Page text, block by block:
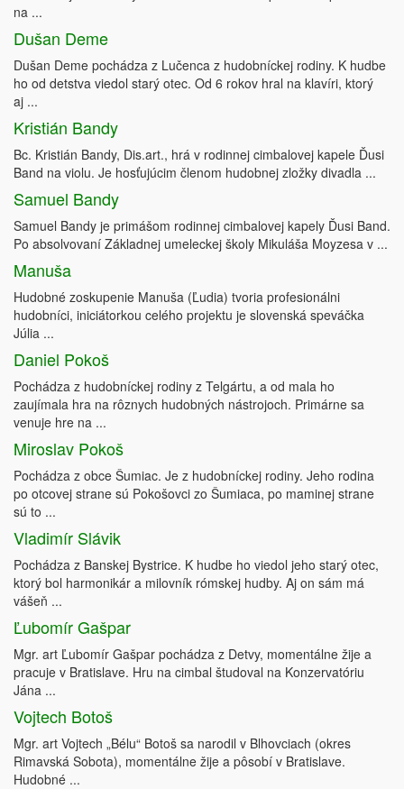
na ...
Dušan Deme
Dušan Deme pochádza z Lučenca z hudobníckej rodiny. K hudbe
ho od detstva viedol starý otec. Od 6 rokov hral na klavíri, ktorý
aj ...
Kristián Bandy
Bc. Kristián Bandy, Dis.art., hrá v rodinnej cimbalovej kapele Ďusi
Band na violu. Je hosťujúcim členom hudobnej zložky divadla ...
Samuel Bandy
Samuel Bandy je primášom rodinnej cimbalovej kapely Ďusi Band.
Po absolvovaní Základnej umeleckej školy Mikuláša Moyzesa v ...
Manuša
Hudobné zoskupenie Manuša (Ľudia) tvoria profesionálni
hudobníci, iniciátorkou celého projektu je slovenská speváčka
Júlia ...
Daniel Pokoš
Pochádza z hudobníckej rodiny z Telgártu, a od mala ho
zaujímala hra na rôznych hudobných nástrojoch. Primárne sa
venuje hre na ...
Miroslav Pokoš
Pochádza z obce Šumiac. Je z hudobníckej rodiny. Jeho rodina
po otcovej strane sú Pokošovci zo Šumiaca, po maminej strane
sú to ...
Vladimír Slávik
Pochádza z Banskej Bystrice. K hudbe ho viedol jeho starý otec,
ktorý bol harmonikár a milovník rómskej hudby. Aj on sám má
vášeň ...
Ľubomír Gašpar
Mgr. art Ľubomír Gašpar pochádza z Detvy, momentálne žije a
pracuje v Bratislave. Hru na cimbal študoval na Konzervatóriu
Jána ...
Vojtech Botoš
Mgr. art Vojtech „Bélu“ Botoš sa narodil v Blhovciach (okres
Rimavská Sobota), momentálne žije a pôsobí v Bratislave.
Hudobné ...